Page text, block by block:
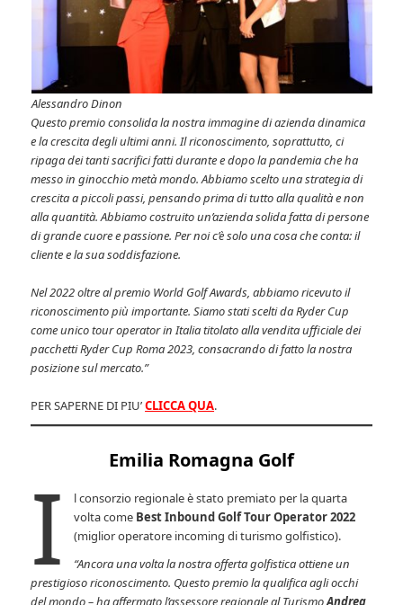
Alessandro Dinon
Questo premio consolida la nostra immagine di azienda dinamica
e la crescita degli ultimi anni. Il riconoscimento, soprattutto, ci
ripaga dei tanti sacrifici fatti durante e dopo la pandemia che ha
messo in ginocchio metà mondo. Abbiamo scelto una strategia di
crescita a piccoli passi, pensando prima di tutto alla qualità e non
alla quantità. Abbiamo costruito un’azienda solida fatta di persone
di grande cuore e passione. Per noi c’è solo una cosa che conta: il
cliente e la sua soddisfazione.
Nel 2022 oltre al premio World Golf Awards, abbiamo ricevuto il
riconoscimento più importante. Siamo stati scelti da Ryder Cup
come unico tour operator in Italia titolato alla vendita ufficiale dei
pacchetti Ryder Cup Roma 2023, consacrando di fatto la nostra
posizione sul mercato.”
PER SAPERNE DI PIU’CLICCAQUA.
Emilia Romagna Golf
I
l consorzio regionale è stato premiato per la quarta
volta comeBest Inbound Golf Tour Operator 2022
(miglior operatore incoming di turismo golfistico).
“Ancora una volta la nostra offerta golfistica ottiene un
prestigioso riconoscimento. Questo premio la qualifica agli occhi
del mondo – ha affermato l’assessore regionale al TurismoAndrea